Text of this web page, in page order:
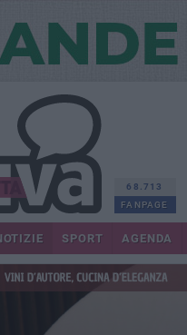
68.713
FANPAGE
SPORT AGENDA